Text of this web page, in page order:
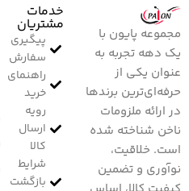
مجموعه پایون با
یک دهه تجربه به
عنوان یکی از
حرفه‌ای‌ترین برندها
در ارائه ملزومات
ناخن شناخته شده
است. خلاقیت،
نوآوری و تضمین
خدمات
مشتریان
پیگیری
سفارش
راهنمای
خرید
رویه
ارسال
کالا
شرایط
بازگشت